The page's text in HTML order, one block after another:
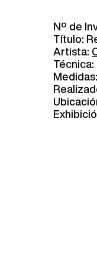
Nº de
Título:
Artista: